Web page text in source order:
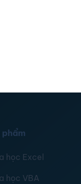
phẩm
học Excel
học VBA